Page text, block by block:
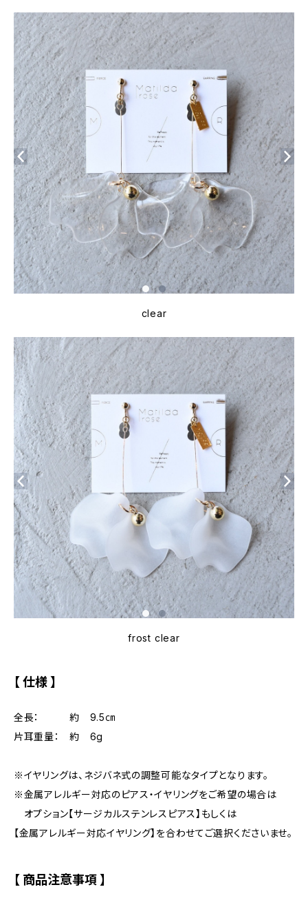
clear
frost clear
【 仕様 】
全長： 約 9.5㎝
片耳重量： 約 6g
※イヤリングは、ネジバネ式の調整可能なタイプとなります。
※金属アレルギー対応のピアス・イヤリングをご希望の場合は
オプション【サージカルステンレスピアス】もしくは
【金属アレルギー対応イヤリング】を合わせてご選択くださいませ。
【 商品注意事項 】